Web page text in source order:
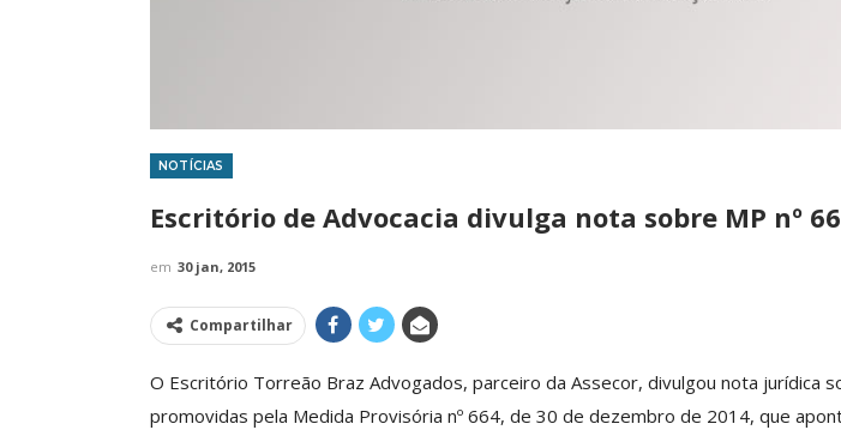
NOTÍCIAS
Escritório de Advocacia divulga nota sobre MP nº
em 30 jan, 2015
Compartilhar
O Escritório Torreão Braz Advogados, parceiro da Assecor, divulgou nota jurídica
promovidas pela Medida Provisória nº 664, de 30 de dezembro de 2014, que